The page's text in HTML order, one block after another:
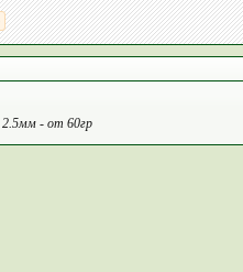
2.5мм - от 60гр